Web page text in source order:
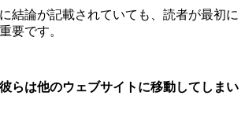
結論が記載されていても、読者が最初に
要です。
らは他のウェブサイトに移動してしまい